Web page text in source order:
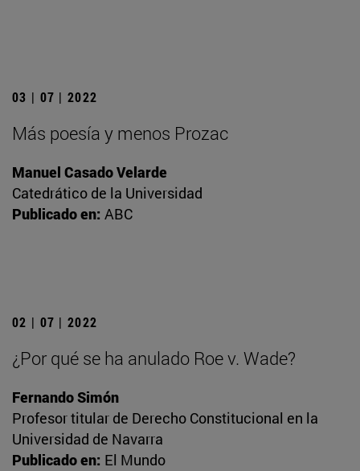
03 | 07 | 2022
Más poesía y menos Prozac
Manuel Casado Velarde
Catedrático de la Universidad
Publicado en: ABC
02 | 07 | 2022
¿Por qué se ha anulado Roe v. Wade?
Fernando Simón
Profesor titular de Derecho Constitucional en la
Universidad de Navarra
Publicado en: El Mundo